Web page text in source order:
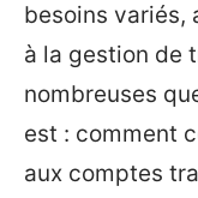
besoins variés,
à la gestion de
nombreuses
est : comment
aux comptes